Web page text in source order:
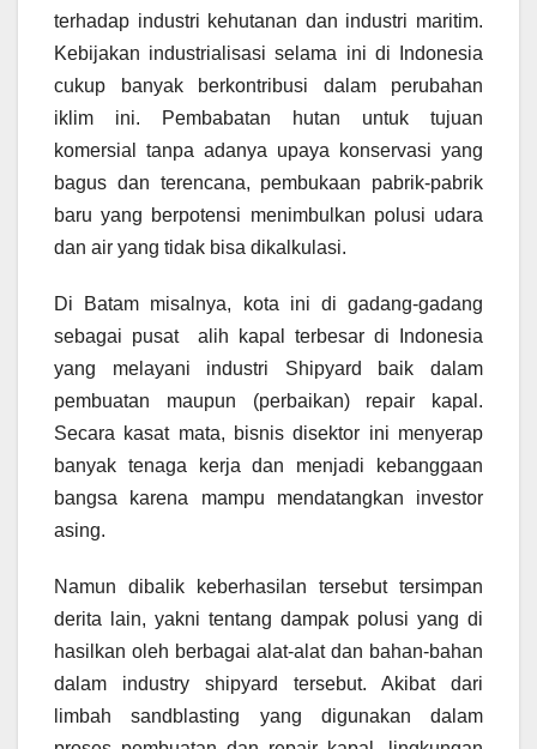
terhadap industri kehutanan dan industri maritim.
Kebijakan industrialisasi selama ini di Indonesia
cukup banyak berkontribusi dalam perubahan
iklim ini. Pembabatan hutan untuk tujuan
komersial tanpa adanya upaya konservasi yang
bagus dan terencana, pembukaan pabrik-pabrik
baru yang berpotensi menimbulkan polusi udara
dan air yang tidak bisa dikalkulasi.
Di Batam misalnya, kota ini di gadang-gadang
sebagai pusat alih kapal terbesar di Indonesia
yang melayani industri Shipyard baik dalam
pembuatan maupun (perbaikan) repair kapal.
Secara kasat mata, bisnis disektor ini menyerap
banyak tenaga kerja dan menjadi kebanggaan
bangsa karena mampu mendatangkan investor
asing.
Namun dibalik keberhasilan tersebut tersimpan
derita lain, yakni tentang dampak polusi yang di
hasilkan oleh berbagai alat-alat dan bahan-bahan
dalam industry shipyard tersebut. Akibat dari
limbah sandblasting yang digunakan dalam